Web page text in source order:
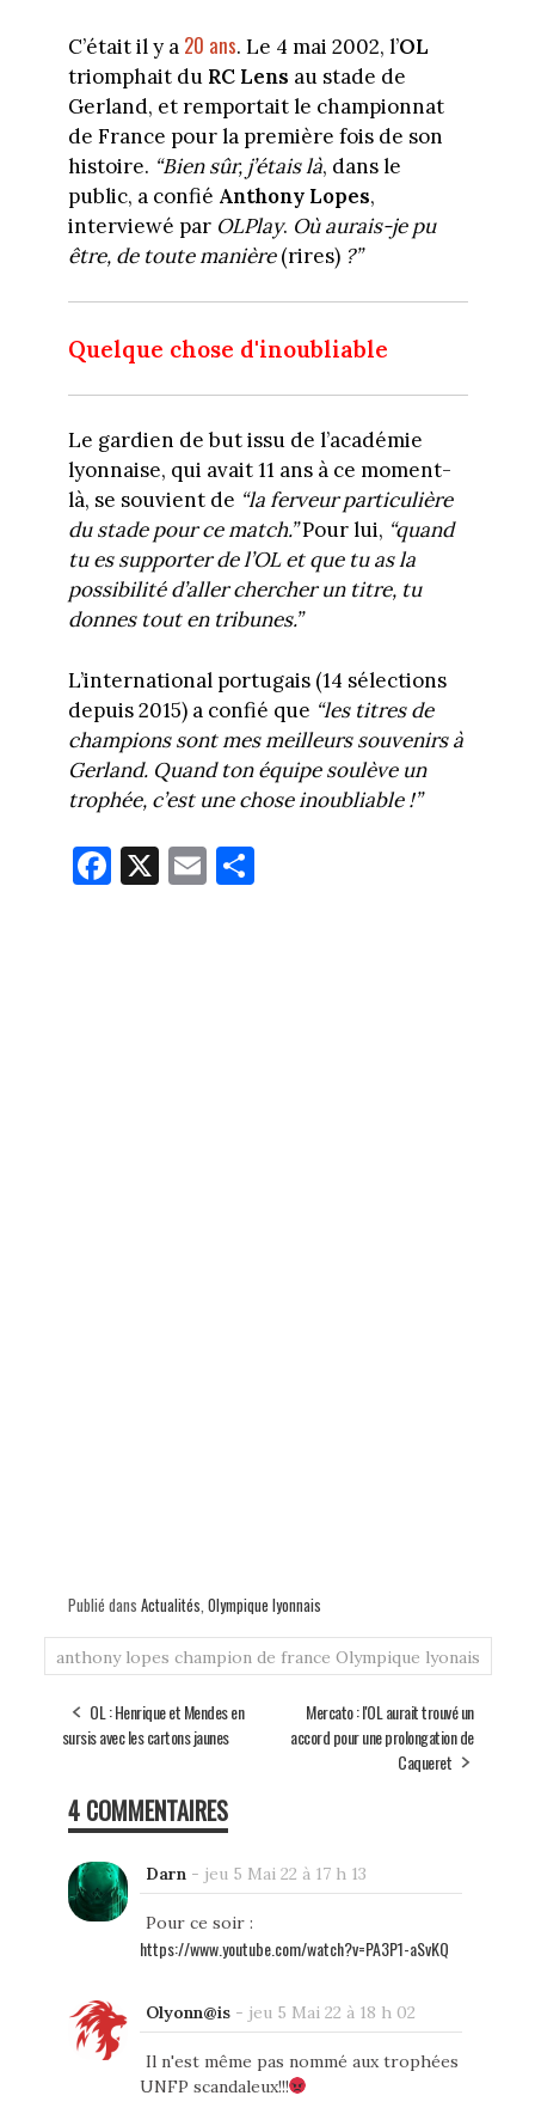
C’était il y a 20 ans. Le 4 mai 2002, l’OL
triomphait du RC Lens au stade de
Gerland, et remportait le championnat
de France pour la première fois de son
histoire. “Bien sûr, j’étais là, dans le
public, a confié Anthony Lopes,
interviewé par OLPlay. Où aurais-je pu
être, de toute manière(rires) ?”
Quelque chose d'inoubliable
Le gardien de but issu de l’académie
lyonnaise, qui avait 11 ans à ce moment-
là, se souvient de “la ferveur particulière
du stade pour ce match.”Pour lui, “quand
tu es supporter de l’OL et que tu as la
possibilité d’aller chercher un titre, tu
donnes tout en tribunes.”
L’international portugais (14 sélections
depuis 2015) a confié que “les titres de
champions sont mes meilleurs souvenirs à
Gerland. Quand ton équipe soulève un
trophée, c’est une chose inoubliable !”
Fa
ce
X E
m
Pa
Publié dans Actualités, Olympique lyonnais
anthony lopes champion de france Olympique lyonais
OL : Henrique et Mendes en
sursis avec les cartons jaunes
Mercato : l'OL aurait trouvé un
accord pour une prolongation de
Caqueret
4 COMMENTAIRES
Darn- jeu 5 Mai 22 à 17 h 13
Pour ce soir :
https://www.youtube.com/watch?v=PA3P1-aSvKQ
Olyonn@is- jeu 5 Mai 22 à 18 h 02
Il n'est même pas nommé aux trophées
UNFP scandaleux!!!